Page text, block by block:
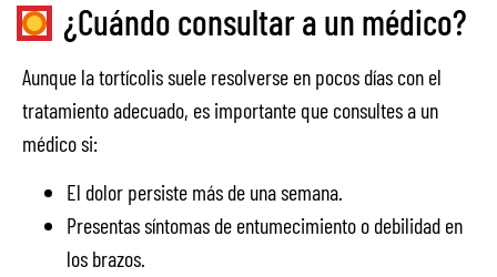
¿Cuándo consultar a un médico?
Aunque la tortícolis suele resolverse en pocos días con el
tratamiento adecuado, es importante que consultes a un
médico si:
El dolor persiste más de una semana.
Presentas síntomas de entumecimiento o debilidad en
los brazos.